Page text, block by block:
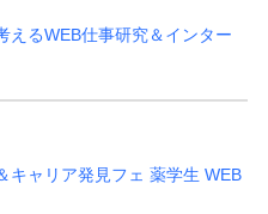
えるWEB仕事研究＆インター
キャリア発見フェ 薬学生 WEB